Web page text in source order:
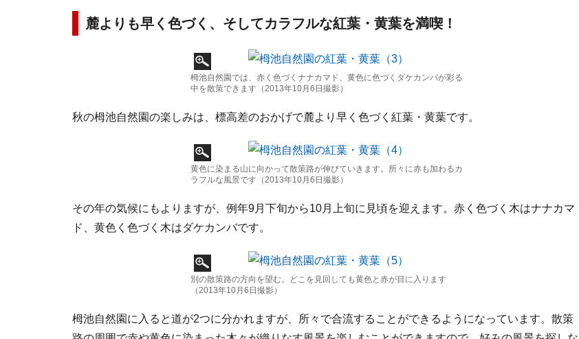
麓よりも早く色づく、そしてカラフルな紅葉・黄葉を満喫！
栂池自然園では、赤く色づくナナカマド、黄色に色づくダケカンバが彩る
中を散策できます（2013年10月6日撮影）
秋の栂池自然園の楽しみは、標高差のおかげで麓より早く色づく紅葉・黄葉です。
黄色に染まる山に向かって散策路が伸びていきます。所々に赤も加わるカ
ラフルな風景です（2013年10月6日撮影）
その年の気候にもよりますが、例年9月下旬から10月上旬に見頃を迎えます。赤く色づく木はナナカマ
ド、黄色く色づく木はダケカンバです。
別の散策路の方向を望む。どこを見回しても黄色と赤が目に入ります
（2013年10月6日撮影）
栂池自然園に入ると道が2つに分かれますが、所々で合流することができるようになっています。散策